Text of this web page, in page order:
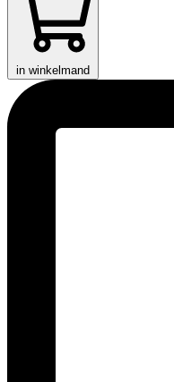
in winkelmand